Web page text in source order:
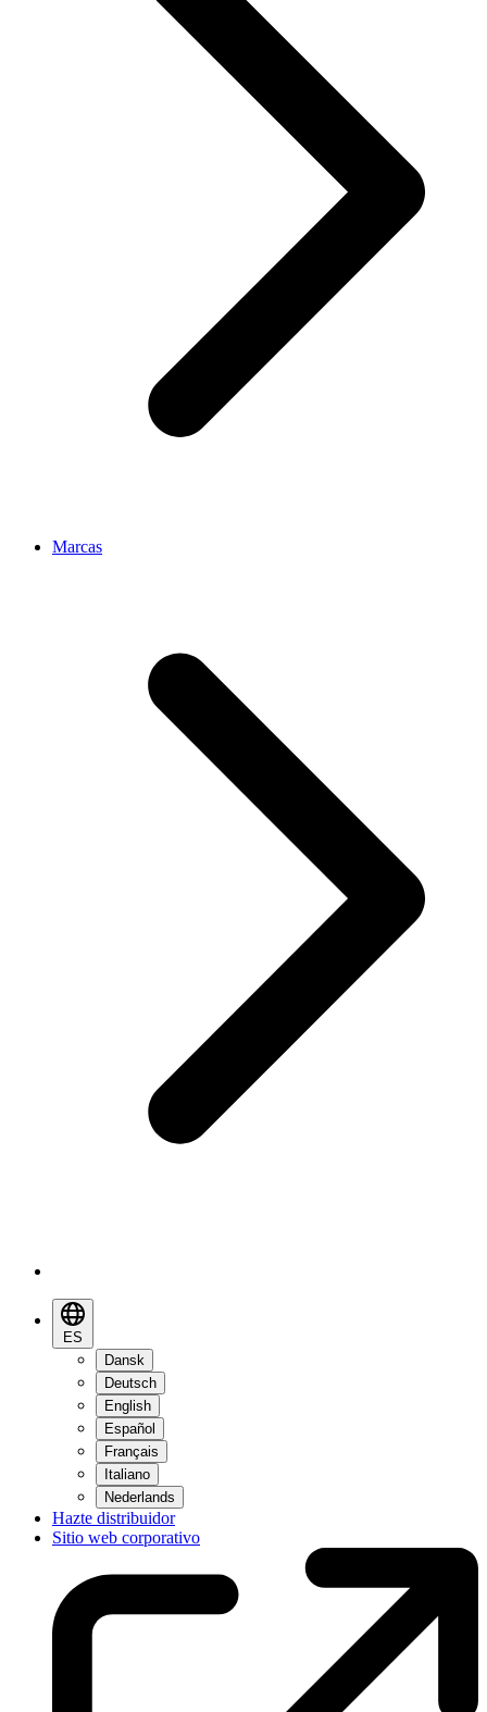
Marcas
ES
Dansk
Deutsch
English
Español
Français
Italiano
Nederlands
Hazte distribuidor
Sitio web corporativo